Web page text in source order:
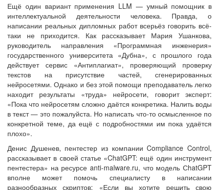
Ещё один вариант применения LLM — умный помощник в
интеллектуальной деятельности человека. Правда, о
написании реальных дипломных работ всерьёз говорить всё-
таки не приходится. Как рассказывает Мария Ушанкова,
руководитель направления «Программная инженерия»
государственного университета «Дубна», с прошлого года
действует сервис «Антиплагиат», проверяющий проверку
текстов на присутствие частей, сгенерированных
нейросетями. Однако и без этой помощи преподаватель легко
находит результаты «труда» нейросети, говорит эксперт:
«Пока что нейросетям сложно даётся конкретика. Налить воды
в текст — это пожалуйста. Но написать что-то осмысленное по
конкретной теме, да ещё с подробностями им пока удаётся
плохо».
Денис Душенев, пентестер из компании Compliance Control,
рассказывает в своей статье «ChatGPT: ещё один инструмент
пентестера» на ресурсе anti-malware.ru, что модель СhatGPT
вполне может помочь специалисту в написании
разнообразных скриптов: «Если вы хотите решить свою